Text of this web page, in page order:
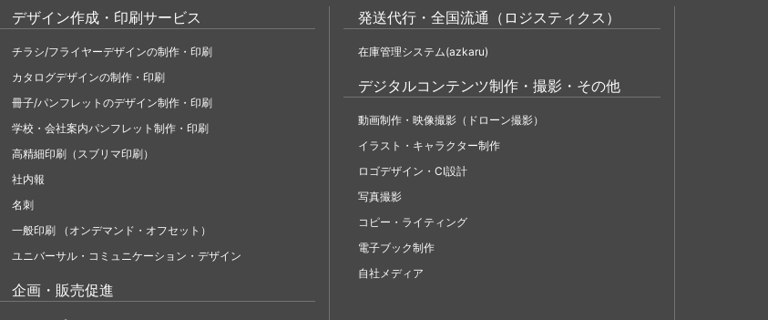
デザイン作成・印刷サービス
チラシ/フライヤーデザインの制作・印刷
カタログデザインの制作・印刷
冊子/パンフレットのデザイン制作・印刷
学校・会社案内パンフレット制作・印刷
高精細印刷（スブリマ印刷）
社内報
名刺
一般印刷 （オンデマンド・オフセット）
ユニバーサル・コミュニケーション・デザイン
企画・販売促進
発送代行・全国流通（ロジスティクス）
在庫管理システム(azkaru)
デジタルコンテンツ制作・撮影・その他
動画制作・映像撮影（ドローン撮影）
イラスト・キャラクター制作
ロゴデザイン・CI設計
写真撮影
コピー・ライティング
電子ブック制作
自社メディア